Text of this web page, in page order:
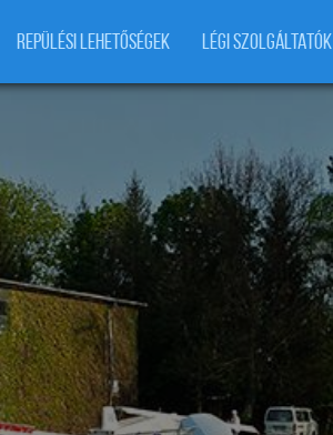
REPÜLÉSI LEHETŐSÉGEK LÉGI SZOLGÁLTATÓK